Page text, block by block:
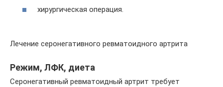
хирургическая операция.
Лечение серонегативного ревматоидного артрита
Режим, ЛФК, диета
Серонегативный ревматоидный артрит требует